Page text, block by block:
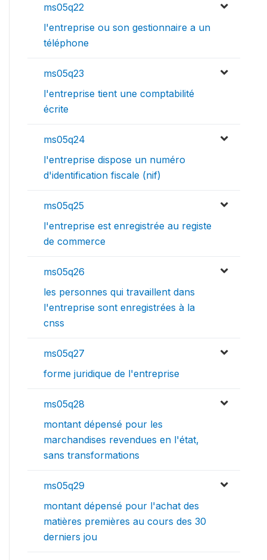
ms05q22
l'entreprise ou son gestionnaire a un
téléphone
ms05q23
l'entreprise tient une comptabilité
écrite
ms05q24
l'entreprise dispose un numéro
d'identification fiscale (nif)
ms05q25
l'entreprise est enregistrée au registe
de commerce
ms05q26
les personnes qui travaillent dans
l'entreprise sont enregistrées à la
cnss
ms05q27
forme juridique de l'entreprise
ms05q28
montant dépensé pour les
marchandises revendues en l'état,
sans transformations
ms05q29
montant dépensé pour l'achat des
matières premières au cours des 30
derniers jou